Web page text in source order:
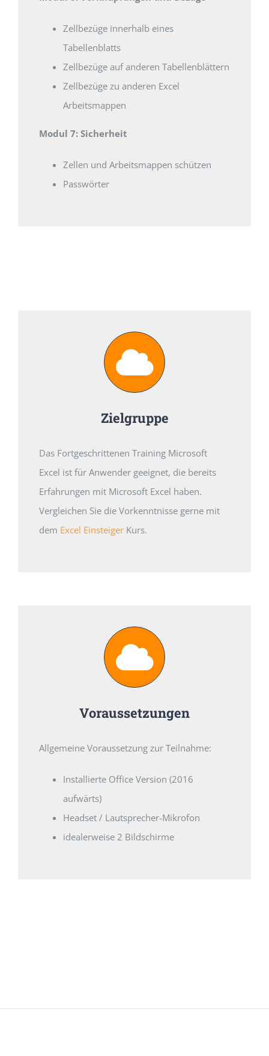
Zellbezüge innerhalb eines
Tabellenblatts
Zellbezüge auf anderen Tabellenblättern
Zellbezüge zu anderen Excel
Arbeitsmappen
Modul 7: Sicherheit
Zellen und Arbeitsmappen schützen
Passwörter
Zielgruppe
Das Fortgeschrittenen Training Microsoft
Excel ist für Anwender geeignet, die bereits
Erfahrungen mit Microsoft Excel haben.
Vergleichen Sie die Vorkenntnisse gerne mit
dem Excel EinsteigerKurs.
Voraussetzungen
Allgemeine Voraussetzung zur Teilnahme:
Installierte Office Version (2016
aufwärts)
Headset / Lautsprecher-Mikrofon
idealerweise 2 Bildschirme